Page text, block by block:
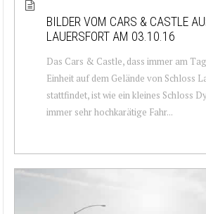
BILDER VOM CARS & CASTLE
LAUERSFORT AM 03.10.16
Das Cars & Castle, dass immer am
Einheit auf dem Gelände von Schloss
stattfindet, ist wie ein kleines Schloss
immer sehr hochkarätige Fahr...